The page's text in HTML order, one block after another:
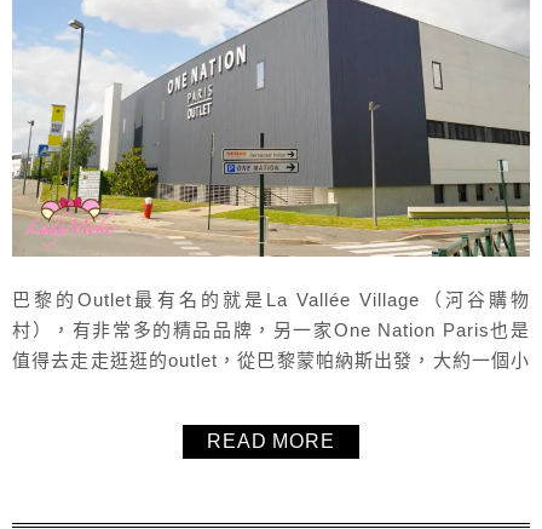
巴黎的Outlet最有名的就是La Vallée Village（河谷購物
村），有非常多的精品品牌，另一家One Nation Paris也是
值得去走走逛逛的outlet，從巴黎蒙帕納斯出發，大約一個小
READ MORE